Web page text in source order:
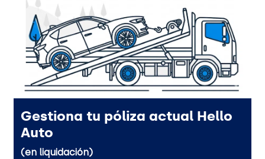
Gestiona tu póliza actual Hello
Auto
(en liquidación)